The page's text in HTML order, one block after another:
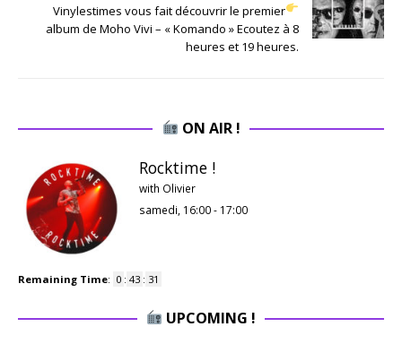
Vinylestimes vous fait découvrir le premier
album de Moho Vivi – « Komando » Ecoutez à 8
heures et 19 heures.
ON AIR !
Rocktime !
with Olivier
samedi, 16:00- 17:00
Remaining Time: 0 : 43 : 30
UPCOMING !